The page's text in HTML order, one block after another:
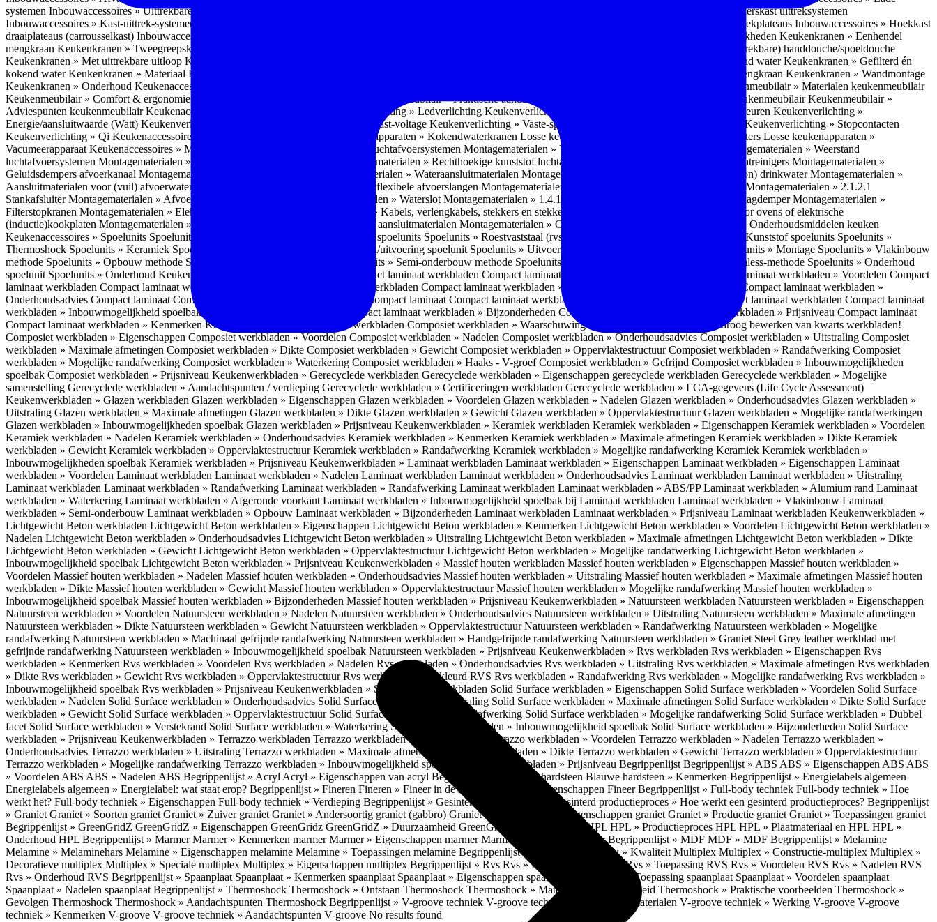
systemen Inbouwaccessoires » Uittrekbare ladesystemen
Inbouwaccessoires » Apothekerskast uittreksystemen
Inbouwaccessoires » Kast-uittrek-systemen
Inbouwaccessoires » Hoekkast uittrekplateaus Inbouwaccessoires » Hoekkast
draaiplateaus (carrousselkast) Inbouwaccessoires » Onderhoud Keukenkranen » Bedieningsmogelijkheden Keukenkranen » Eenhendel
mengkraan Keukenkranen » Tweegreepskraan
Keukenkranen » Met (uitrekbare) handdouche/spoeldouche
Keukenkranen » Met uittrekbare uitloop Keukenkranen » Gefilterd water Keukenkranen » Kokend waterKeukenkranen » Gefilterd én
kokend waterKeukenkranen » Materiaal Keukenkranen » Pvd Techniek (pvd) Keukenkranen » Bladmengkraan Keukenkranen » Wandmontage
Keukenkranen » Onderhoud Keukenaccessoires » Keukenmeubilair
Keukenmeubilair » Materialen keukenmeubilair
Keukenmeubilair » Comfort & ergonomie
Keukenmeubilair » Praktische aandachtspunten Keukenmeubilair » Duurzaamheid keukenmeubilairKeukenmeubilair »
Adviespunten keukenmeubilairKeukenaccessoires » Keukenverlichting Keukenverlichting » Ledverlichting Keukenverlichting » Installatie Keukenverlichting » Lichtkleuren Keukenverlichting »
Energie/aansluitwaarde (Watt) Keukenverlichting » Leddriver Keukenverlichting » Vast-voltage Keukenverlichting » Vaste-spanning
Keukenverlichting » Stopcontacten
Keukenverlichting » Qi Keukenaccessoires » Losse keukenapparaten Losse keukenapparaten » Kokendwaterkranen Losse keukenapparaten » Plintverwarming/plintheaters Losse keukenapparaten »
Vacumeerapparaat Keukenaccessoires » Montagematerialen Montagematerialen » Luchtafvoersystemen Montagematerialen » Verschillende Luchtafvoersystemen
Montagematerialen » Weerstand
luchtafvoersystemen Montagematerialen » Flexibele (ronde) afvoerslangen Montagematerialen » Rechthoekige kunststof luchtafvoersystemen Montagematerialen » Luchtreinigers Montagematerialen »
Geluidsdempers afvoerkanaal Montagematerialen » Aansluitmaterialen Montagematerialen » Wateraansluitmaterialen Montagematerialen » Aansluitmateriaal voor (schoon) drinkwaterMontagematerialen »
Aansluitmaterialen voor (vuil) afvoerwater sifons
Montagematerialen » 1.2.1 Ronde flexibele afvoerslangen Montagematerialen » Dempingsysteem van lades en deuren Montagematerialen » 2.1.2.1
StankafsluiterMontagematerialen » Afvoerpluggen t.b.v. spoelunits Montagematerialen » Waterslot Montagematerialen » 1.4.1 Plasmafilter Montagematerialen » WaterslagdemperMontagematerialen »
Filterstopkranen Montagematerialen » Elektra aansluitmateriaal Montagematerialen » Kabels, verlengkabels, stekkers en stekkerblokken
Montagematerialen » Kabels voor ovens of elektrische
(inductie)kookplaten Montagematerialen » Combiregelaar Montagematerialen » Gas aansluitmaterialen Montagematerialen » Gasaansluitmaterialen
Montagematerialen » Onderhoudsmiddelen keuken
Keukenaccessoires » Spoelunits Spoelunits » Types/soorten Spoelunits » Materialen spoelunits Spoelunits » Roestvaststaal (rvs) Spoelunits » Kunststof spoelunits Spoelunits »
Thermoshock Spoelunits » Keramiek Spoelunits » Tegelbakken Spoelunits » Design/uitvoering spoelunit Spoelunits » Uitvoering Spoelunits » Montage Spoelunits » Vlakinbouw
methode Spoelunits » Opbouw methode Spoelunits » Onderbouw methode Spoelunits » Semi-onderbouw methode Spoelunits » Tussenbouw methode Spoelunits » Rimless-methode Spoelunits » Onderhoud
spoelunit Spoelunits » Onderhoud Keukenwerkbladen Keukenwerkbladen » Compact laminaat werkbladen Compact laminaat werkbladen » Eigenschappen
Compact laminaat werkbladen » Voordelen Compact
laminaat werkbladen Compact laminaat werkbladen » Nadelen Compact laminaat werkbladen Compact laminaat werkbladen » Nanotech massief laminaat werkbladen
Compact laminaat werkbladen »
Onderhoudsadvies Compact laminaat Compact laminaat werkbladen » Uitstraling Compact laminaat Compact laminaat werkbladen » Mogelijke randafwerking Compact laminaat werkbladen Compact laminaat
werkbladen » Inbouwmogelijkheid spoelbak Compact laminaat werkbladen
Compact laminaat werkbladen » Bijzonderheden Compact laminaat
Compact laminaat werkbladen » Prijsniveau Compact laminaat
Compact laminaat werkbladen » Kenmerken Keukenwerkbladen » Composiet werkbladen Composiet werkbladen » Waarschuwing Monteurs: bescherm je bij het droog bewerken van kwarts werkbladen!
Composiet werkbladen » Eigenschappen Composiet werkbladen » Voordelen Composiet werkbladen » Nadelen Composiet werkbladen » OnderhoudsadviesComposiet werkbladen » Uitstraling Composiet
werkbladen » Maximale afmetingen Composiet werkbladen » Dikte Composiet werkbladen » Gewicht Composiet werkbladen » OppervlaktestructuurComposiet werkbladen » Randafwerking Composiet
werkbladen » Mogelijke randafwerking Composiet werkbladen » Waterkering Composiet werkbladen » Haaks - V-groefComposiet werkbladen » Gefrijnd Composiet werkbladen » Inbouwmogelijkheden
spoelbak Composiet werkbladen » Prijsniveau Keukenwerkbladen » Gerecyclede werkbladen Gerecyclede werkbladen » Eigenschappen gerecyclede werkbladen Gerecyclede werkbladen » Mogelijke
samenstelling Gerecyclede werkbladen » Aandachtspunten / verdieping Gerecyclede werkbladen » Certificeringen werkbladen Gerecyclede werkbladen » LCA-gegevens (Life Cycle Assessment)
Keukenwerkbladen » Glazen werkbladen Glazen werkbladen » Eigenschappen Glazen werkbladen » Voordelen Glazen werkbladen » Nadelen Glazen werkbladen » Onderhoudsadvies Glazen werkbladen »
Uitstraling Glazen werkbladen » Maximale afmetingen Glazen werkbladen » Dikte Glazen werkbladen » Gewicht Glazen werkbladen » OppervlaktestructuurGlazen werkbladen » Mogelijke randafwerkingen
Glazen werkbladen » Inbouwmogelijkheden spoelbak Glazen werkbladen » Prijsniveau Keukenwerkbladen » Keramiek werkbladen Keramiek werkbladen » Eigenschappen Keramiek werkbladen » Voordelen
Keramiek werkbladen » Nadelen Keramiek werkbladen » Onderhoudsadvies Keramiek werkbladen » Kenmerken Keramiek werkbladen » Maximale afmetingen Keramiek werkbladen » Dikte Keramiek
werkbladen » Gewicht Keramiek werkbladen » OppervlaktestructuurKeramiek werkbladen » Randafwerking Keramiek werkbladen » Mogelijke randafwerking Keramiek Keramiek werkbladen »
Inbouwmogelijkheden spoelbak Keramiek werkbladen » Prijsniveau Keukenwerkbladen » Laminaat werkbladen Laminaat werkbladen » Eigenschappen Laminaat werkbladen » Eigenschappen Laminaat
werkbladen » Voordelen Laminaat werkbladen Laminaat werkbladen » Nadelen Laminaat werkbladen Laminaat werkbladen » Onderhoudsadvies Laminaat werkbladen Laminaat werkbladen » Uitstraling
Laminaat werkbladen Laminaat werkbladen » Randafwerking Laminaat werkbladen » Randafwerking Laminaat werkbladen Laminaat werkbladen » ABS/PPLaminaat werkbladen » Alumium rand Laminaat
werkbladen » Waterkering Laminaat werkbladen » Afgeronde voorkant Laminaat werkbladen » Inbouwmogelijkheid spoelbak bij Laminaat werkbladen Laminaat werkbladen » Vlakinbouw Laminaat
werkbladen » Semi-onderbouw Laminaat werkbladen » Opbouw Laminaat werkbladen » Bijzonderheden Laminaat werkbladen Laminaat werkbladen » Prijsniveau Laminaat werkbladen Keukenwerkbladen »
Lichtgewicht Beton werkbladen Lichtgewicht Beton werkbladen » Eigenschappen Lichtgewicht Beton werkbladen » Kenmerken Lichtgewicht Beton werkbladen » Voordelen Lichtgewicht Beton werkbladen »
Nadelen Lichtgewicht Beton werkbladen » Onderhoudsadvies Lichtgewicht Beton werkbladen » Uitstraling Lichtgewicht Beton werkbladen » Maximale afmetingen Lichtgewicht Beton werkbladen » Dikte
Lichtgewicht Beton werkbladen » Gewicht Lichtgewicht Beton werkbladen » OppervlaktestructuurLichtgewicht Beton werkbladen » Mogelijke randafwerking Lichtgewicht Beton werkbladen »
Inbouwmogelijkheid spoelbak Lichtgewicht Beton werkbladen » Prijsniveau Keukenwerkbladen » Massief houten werkbladen Massief houten werkbladen » Eigenschappen Massief houten werkbladen »
Voordelen Massief houten werkbladen » Nadelen Massief houten werkbladen » Onderhoudsadvies Massief houten werkbladen » Uitstraling Massief houten werkbladen » Maximale afmetingen Massief houten
werkbladen » Dikte Massief houten werkbladen » Gewicht Massief houten werkbladen » OppervlaktestructuurMassief houten werkbladen » Mogelijke randafwerking Massief houten werkbladen »
Inbouwmogelijkheid spoelbak Massief houten werkbladen » Bijzonderheden Massief houten werkbladen » Prijsniveau Keukenwerkbladen » Natuursteen werkbladen Natuursteen werkbladen » Eigenschappen
Natuursteen werkbladen » Voordelen Natuursteen werkbladen » Nadelen Natuursteen werkbladen » Onderhoudsadvies Natuursteen werkbladen » Uitstraling Natuursteen werkbladen » Maximale afmetingen
Natuursteen werkbladen » Dikte Natuursteen werkbladen » Gewicht Natuursteen werkbladen » OppervlaktestructuurNatuursteen werkbladen » Randafwerking Natuursteen werkbladen » Mogelijke
randafwerking Natuursteen werkbladen » Machinaal gefrijnde randafwerking Natuursteen werkbladen » Handgefrijnde randafwerking Natuursteen werkbladen » Graniet Steel Grey leather werkblad met
gefrijnde randafwerking Natuursteen werkbladen » Inbouwmogelijkheid spoelbak Natuursteen werkbladen » Prijsniveau Keukenwerkbladen » Rvs werkbladen Rvs werkbladen » Eigenschappen Rvs
werkbladen » Kenmerken Rvs werkbladen » Voordelen Rvs werkbladen » Nadelen Rvs werkbladen » Onderhoudsadvies Rvs werkbladen » Uitstraling Rvs werkbladen » Maximale afmetingen Rvs werkbladen
» Dikte Rvs werkbladen » Gewicht Rvs werkbladen » OppervlaktestructuurRvs werkbladen » Gekleurd RVS Rvs werkbladen » Randafwerking Rvs werkbladen » Mogelijke randafwerking Rvs werkbladen »
Inbouwmogelijkheid spoelbak Rvs werkbladen » Prijsniveau Keukenwerkbladen » Solid Surface werkbladen Solid Surface werkbladen » Eigenschappen Solid Surface werkbladen » Voordelen Solid Surface
werkbladen » Nadelen Solid Surface werkbladen » Onderhoudsadvies Solid Surface werkbladen » Uitstraling Solid Surface werkbladen » Maximale afmetingen Solid Surface werkbladen » Dikte Solid Surface
werkbladen » Gewicht Solid Surface werkbladen » Oppervlaktestructuur Solid Surface werkbladen » Randafwerking Solid Surface werkbladen » Mogelijke randafwerking Solid Surface werkbladen » Dubbel
facet Solid Surface werkbladen » Verstekrand Solid Surface werkbladen » WaterkeringSolid Surface werkbladen » Inbouwmogelijkheid spoelbak Solid Surface werkbladen » Bijzonderheden Solid Surface
werkbladen » Prijsniveau Keukenwerkbladen » Terrazzo werkbladen Terrazzo werkbladen » Eigenschappen Terrazzo werkbladen » Voordelen Terrazzo werkbladen » Nadelen Terrazzo werkbladen »
Onderhoudsadvies Terrazzo werkbladen » Uitstraling Terrazzo werkbladen » Maximale afmetingen Terrazzo werkbladen » Dikte Terrazzo werkbladen » Gewicht Terrazzo werkbladen » Oppervlaktestructuur
Terrazzo werkbladen » Mogelijke randafwerking Terrazzo werkbladen » Inbouwmogelijkheid spoelbak Terrazzo werkbladen » Prijsniveau Begrippenlijst Begrippenlijst » ABS ABS » Eigenschappen ABS ABS
» Voordelen ABS ABS » Nadelen ABS Begrippenlijst » Acryl Acryl » Eigenschappen van acryl Begrippenlijst » Blauwe hardsteen Blauwe hardsteen » Kenmerken Begrippenlijst » Energielabels algemeen
Energielabels algemeen » Energielabel: wat staat erop? Begrippenlijst » Fineren Fineren » Fineer in de keuken Fineren » Eigenschappen FineerBegrippenlijst » Full-body techniek Full-body techniek » Hoe
werkt het? Full-body techniek » Eigenschappen Full-body techniek » Verdieping Begrippenlijst » Gesinterd productieproces Gesinterd productieproces » Hoe werkt een gesinterd productieproces? Begrippenlijst
» Graniet Graniet » Soorten graniet Graniet » Zuiver graniet Graniet » Andersoortig graniet (gabbro) Graniet » Gneis Graniet » Eigenschappen graniet Graniet » Productie graniet Graniet » Toepassingen graniet
Begrippenlijst » GreenGridZ GreenGridZ » Eigenschappen GreenGridz GreenGridZ » Duurzaamheid GreenGridz Begrippenlijst » HPL HPL » Productieproces HPL HPL » Plaatmateriaal en HPL HPL »
Onderhoud HPL Begrippenlijst » MarmerMarmer » Kenmerken marmerMarmer » Eigenschappen marmerMarmer » Productie marmerBegrippenlijst » MDF MDF » MDF Begrippenlijst » Melamine
Melamine » Melaminehars Melamine » Eigenschappen melamine Melamine » Toepassingen melamine Begrippenlijst » Multiplex Multiplex » Kwaliteit Multiplex Multiplex » Constructie-multiplex Multiplex »
Decoratieve multiplex Multiplex » Speciale multiplex Multiplex » Eigenschappen multiplex Begrippenlijst » Rvs Rvs » Eigenschappen RVS Rvs » Toepassing RVS Rvs » Voordelen RVS Rvs » Nadelen RVS
Rvs » Onderhoud RVS Begrippenlijst » Spaanplaat Spaanplaat » Kenmerken spaanplaat Spaanplaat » Eigenschappen spaanplaat Spaanplaat » Toepassing spaanplaat Spaanplaat » Voordelen spaanplaat
Spaanplaat » Nadelen spaanplaat Begrippenlijst » Thermoshock Thermoshock » Ontstaan Thermoshock Thermoshock » Materialen & gevoeligheid Thermoshock » Praktische voorbeelden Thermoshock »
Gevolgen Thermoshock Thermoshock » Aandachtspunten Thermoshock Begrippenlijst » V-groove techniek V-groove techniek » Toepasbare materialen V-groove techniek » Werking V-groove V-groove
techniek » Kenmerken V-groove V-groove techniek » Aandachtspunten V-groove No results found